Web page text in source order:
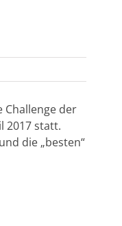
Challenge der
2017 statt.
die „besten“